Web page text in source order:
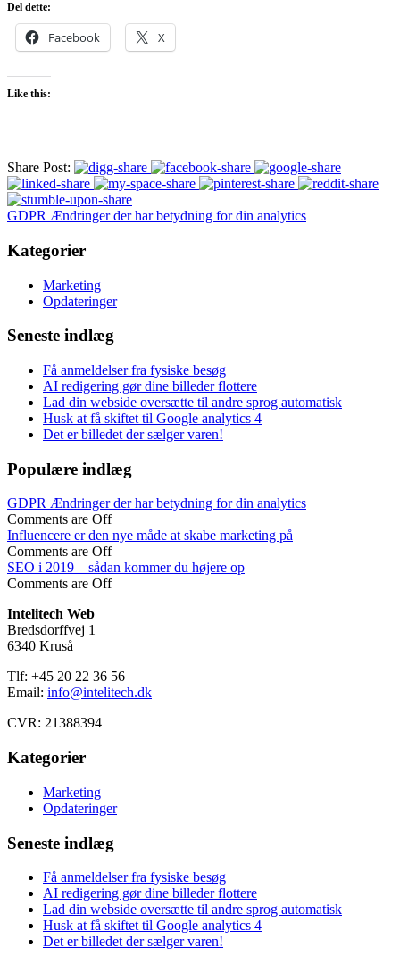
Del dette:
Facebook X
Like this:
Share Post:
GDPR Ændringer der har betydning for din analytics
Kategorier
Marketing
Opdateringer
Seneste indlæg
Få anmeldelser fra fysiske besøg
AI redigering gør dine billeder flottere
Lad din webside oversætte til andre sprog automatisk
Husk at få skiftet til Google analytics 4
Det er billedet der sælger varen!
Populære indlæg
GDPR Ændringer der har betydning for din analytics
Comments are Off
Influencere er den nye måde at skabe marketing på
Comments are Off
SEO i 2019 – sådan kommer du højere op
Comments are Off
Intelitech Web
Bredsdorffvej 1
6340 Kruså
Tlf: +45 20 22 36 56
Email: info@intelitech.dk
CVR: 21388394
Kategorier
Marketing
Opdateringer
Seneste indlæg
Få anmeldelser fra fysiske besøg
AI redigering gør dine billeder flottere
Lad din webside oversætte til andre sprog automatisk
Husk at få skiftet til Google analytics 4
Det er billedet der sælger varen!